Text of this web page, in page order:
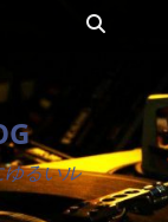
索
ゆるいル